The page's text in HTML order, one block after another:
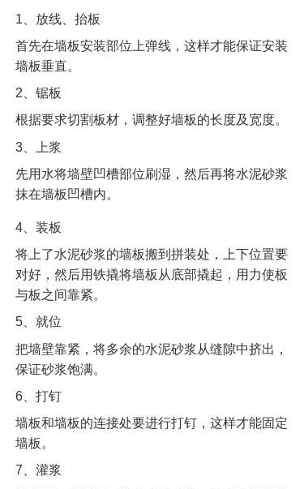
1、放线、抬板
首先在墙板安装部位上弹线，这样才能保证安装
墙板垂直。
2、锯板
根据要求切割板材，调整好墙板的长度及宽度。
3、上浆
先用水将墙壁凹槽部位刷湿，然后再将水泥砂浆
抹在墙板凹槽内。
4、装板
将上了水泥砂浆的墙板搬到拼装处，上下位置要
对好，然后用铁撬将墙板从底部撬起，用力使板
与板之间靠紧。
5、就位
把墙壁靠紧，将多余的水泥砂浆从缝隙中挤出，
保证砂浆饱满。
6、打钉
墙板和墙板的连接处要进行打钉，这样才能固定
墙板。
7、灌浆